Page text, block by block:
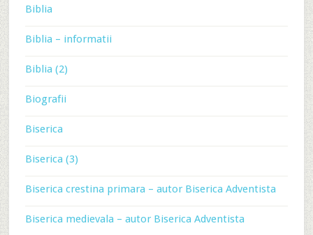
Biblia
Biblia – informatii
Biblia (2)
Biografii
Biserica
Biserica (3)
Biserica crestina primara – autor Biserica Adventista
Biserica medievala – autor Biserica Adventista